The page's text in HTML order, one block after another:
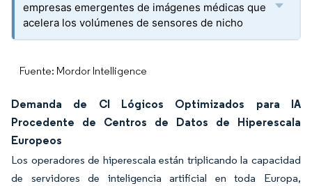
empresas emergentes de imágenes médicas que
acelera los volúmenes de sensores de nicho
Fuente: Mordor Intelligence
Demanda de CI Lógicos Optimizados para IA
Procedente de Centros de Datos de Hiperescala
Europeos
Los operadores de hiperescala están triplicando la capacidad
de servidores de inteligencia artificial en toda Europa,